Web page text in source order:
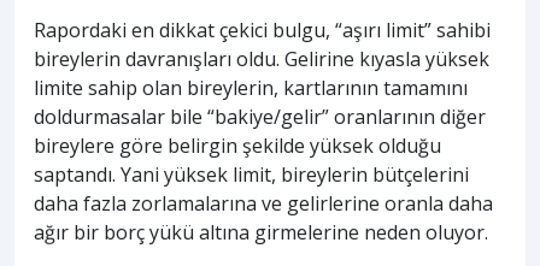
Rapordaki en dikkat çekici bulgu, “aşırı limit” sahibi
bireylerin davranışları oldu. Gelirine kıyasla yüksek
limite sahip olan bireylerin, kartlarının tamamını
doldurmasalar bile “bakiye/gelir” oranlarının diğer
bireylere göre belirgin şekilde yüksek olduğu
saptandı. Yani yüksek limit, bireylerin bütçelerini
daha fazla zorlamalarına ve gelirlerine oranla daha
ağır bir borç yükü altına girmelerine neden oluyor.